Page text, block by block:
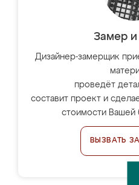
Замер и
Дизайнер-замерщик
проведёт
составит проект и
стоимости Вашей
ВЫЗВАТЬ